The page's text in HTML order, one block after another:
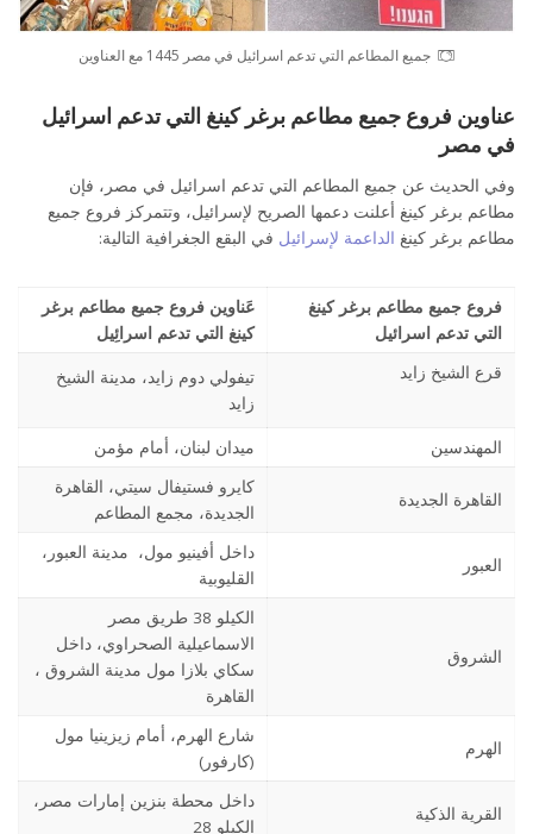
جميع المطاعم التي تدعم اسرائيل في مصر 1445 مع العناوين
عناوين فروع جميع مطاعم برغر كينغ التي تدعم اسرائيل
في مصر
وفي الحديث عن جميع المطاعم التي تدعم اسرائيل في مصر، فإن
مطاعم برغر كينغ أعلنت دعمها الصريح لإسرائيل، وتتمركز فروع جميع
مطاعم برغر كينغ الداعمة لإسرائيل في البقع الجغرافية التالية:
فروع جميع مطاعم برغر كينغ
التي تدعم اسرائيل
عَناوين فروع جميع مطاعم برغر
كينغ التي تدعم اسرائِيل
قرع الشيخ زايد
تيفولي دوم زايد، مدينة الشيخ
زايد
المهندسين ميدان لبنان، أمام مؤمن
القاهرة الجديدة
كايرو فستيفال سيتي، القاهرة
الجديدة، مجمع المطاعم
العبور
داخل أفينيو مول، مدينة العبور،
القليوبية
الشروق
الكيلو 38 طريق مصر
الاسماعيلية الصحراوي، داخل
سكاي بلازا مول مدينة الشروق ،
القاهرة
الهرم
شارع الهرم، أمام زيزينيا مول
(كارفور)
القرية الذكية
داخل محطة بنزين إمارات مصر،
الكيلو 28